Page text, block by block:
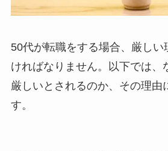
50代が転職をする場合、厳しい
ければなりません。以下では、
厳しいとされるのか、その理由
す。